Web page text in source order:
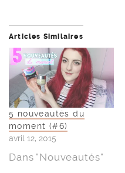
Articles Similaires
5 nouveautés du
moment (#6)
avril 12, 2015
Dans "Nouveautés"